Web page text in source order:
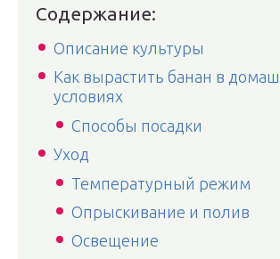
Содержание:
Описание культуры
Как вырастить банан в
условиях
Способы посадки
Уход
Температурный режим
Опрыскивание и полив
Освещение